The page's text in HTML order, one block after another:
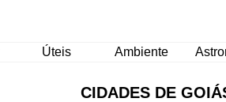
Úteis Ambiente
CIDADES DE